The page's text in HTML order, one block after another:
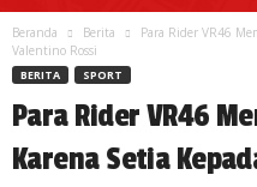
Beranda Berita
Para Rider VR46
Valentino Rossi
BERITA SPORT
Para Rider VR46
Karena Setia